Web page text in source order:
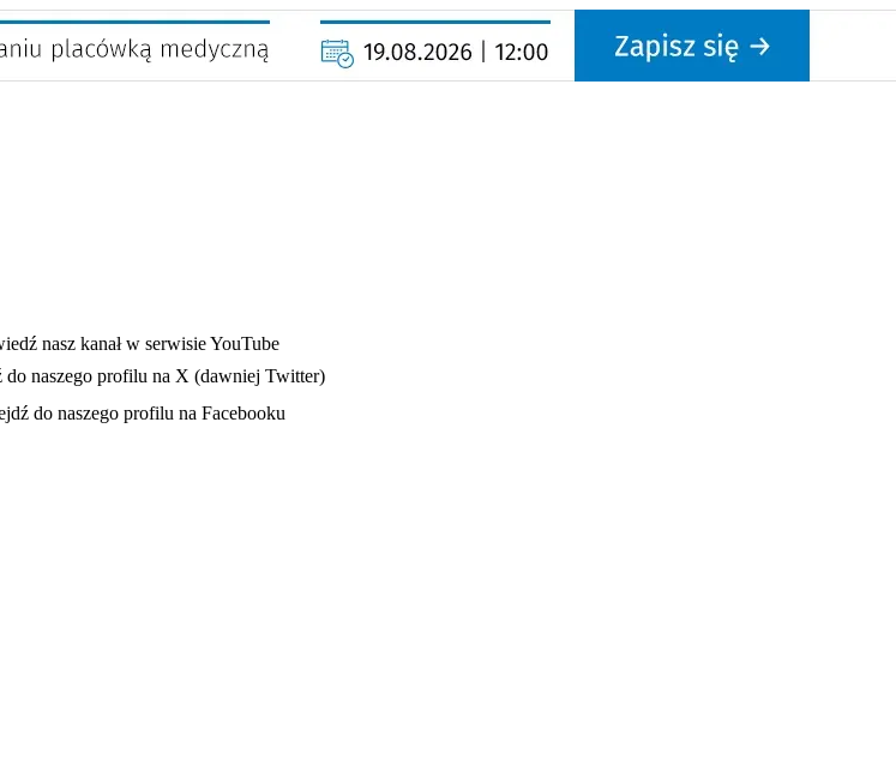
otwiera się w nowej karcie
nasz kanał w serwisie YouTube
nowej karcie
do naszego profilu na X (dawniej Twitter)
- otwiera się w nowej karcie
do naszego profilu na Facebooku